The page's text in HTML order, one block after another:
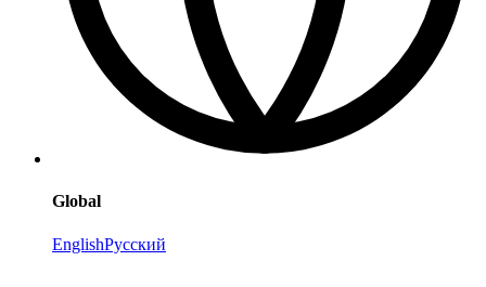
Global
EnglishРусский